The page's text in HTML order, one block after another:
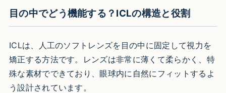
目の中でどう機能する？ICLの構造と役割
ICLは、人工のソフトレンズを目の中に固定して視力を
矯正する方法です。レンズは非常に薄くて柔らかく、特
殊な素材でできており、眼球内に自然にフィットするよ
う設計されています。